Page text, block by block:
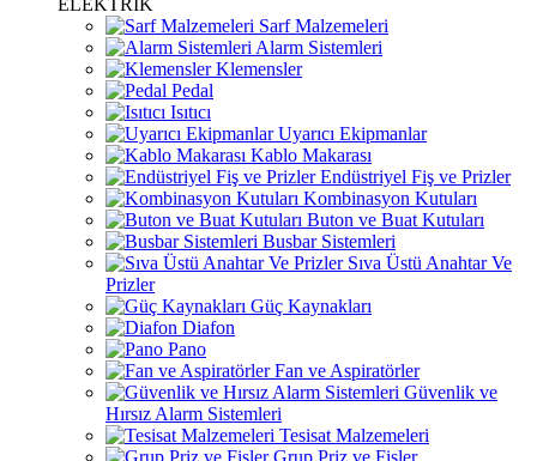
ELEKTRİK
Sarf Malzemeleri
Alarm Sistemleri
Klemensler
Pedal
Isıtıcı
Uyarıcı Ekipmanlar
Kablo Makarası
Endüstriyel Fiş ve Prizler
Kombinasyon Kutuları
Buton ve Buat Kutuları
Busbar Sistemleri
Sıva Üstü Anahtar Ve
Prizler
Güç Kaynakları
Diafon
Pano
Fan ve Aspiratörler
Güvenlik ve
Hırsız Alarm Sistemleri
Tesisat Malzemeleri
Grup Priz ve Fişler